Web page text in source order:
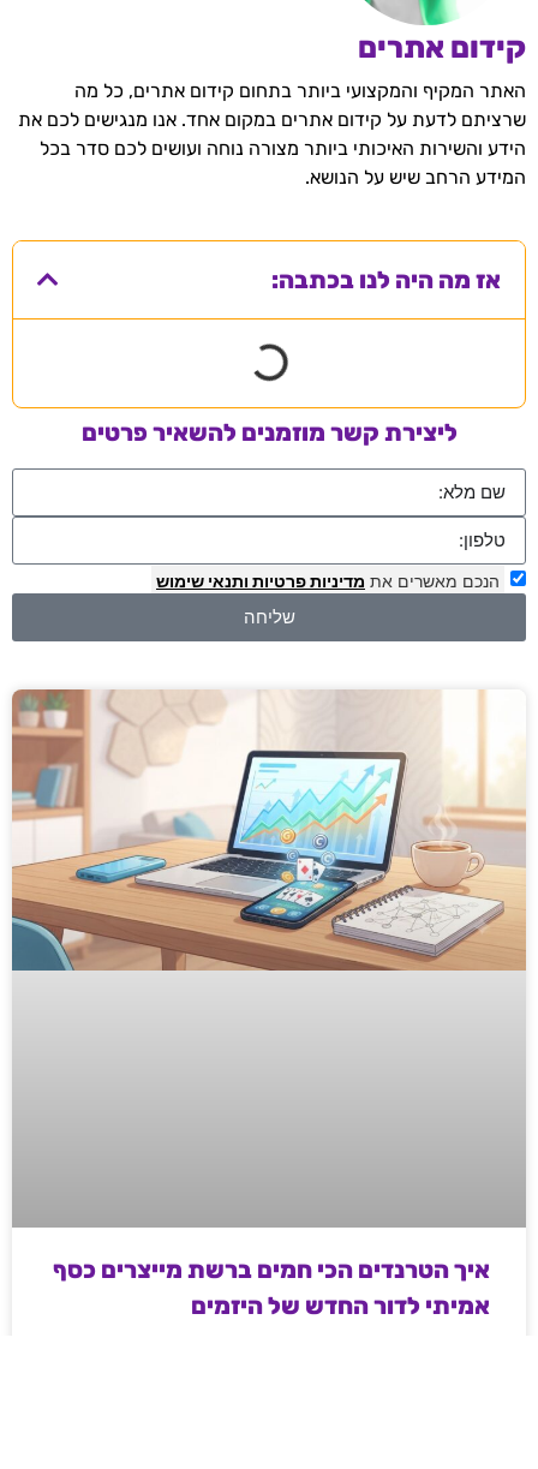
קידום אתרים
האתר המקיף והמקצועי ביותר בתחום קידום אתרים, כל מה
שרציתם לדעת על קידום אתרים במקום אחד. אנו מנגישים לכם את
הידע והשירות האיכותי ביותר מצורה נוחה ועושים לכם סדר בכל
המידע הרחב שיש על הנושא.
אז מה היה לנו בכתבה:
ליצירת קשר מוזמנים להשאיר פרטים
הנכם מאשרים את מדיניות פרטיות ותנאי שימוש
שליחה
איך הטרנדים הכי חמים ברשת מייצרים כסף
אמיתי לדור החדש של היזמים